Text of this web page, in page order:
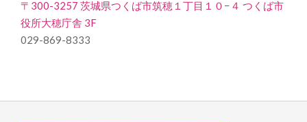
〒300-3257 茨城県つくば市筑穂１丁目１０−４ つくば市
役所大穂庁舎 3F
029-869-8333